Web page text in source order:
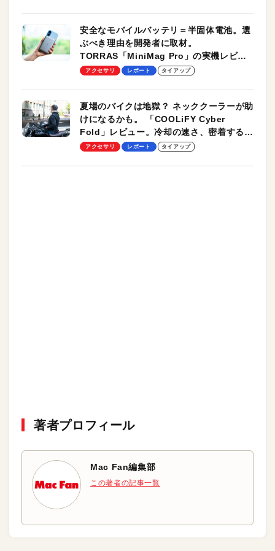
安全なモバイルバッテリ＝半固体電池。選
ぶべき理由を開発者に取材。
TORRAS「MiniMag Pro」の実機レビュ
ーも
アクセサリ レポート タイアップ
夏場のバイクは地獄？ ネッククーラーが助
けになるかも。 「COOLiFY Cyber
Fold」レビュー。冷却の速さ、密着する冷
却プレート、シンプルな操作性がグッド！
アクセサリ レポート タイアップ
著者プロフィール
Mac Fan編集部
この著者の記事一覧